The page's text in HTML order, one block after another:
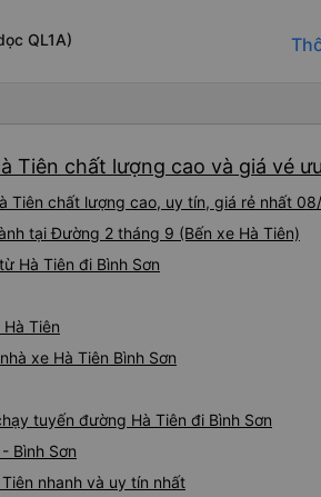
QL1A)
Tiên chất lượng cao và giá vé
Tiên chất lượng cao, uy tín, giá rẻ nhất
tại Đường 2 tháng 9 (Bến xe Hà Tiên)
Hà Tiên đi Bình Sơn
Tiên
xe Hà Tiên Bình Sơn
tuyến đường Hà Tiên đi Bình Sơn
Bình Sơn
nhanh và uy tín nhất